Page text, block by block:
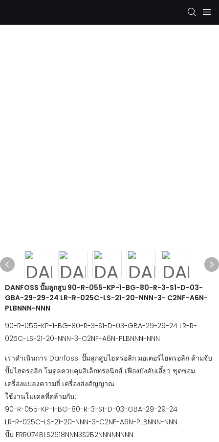
DANFOSS ปั๊มลูกสูบ 90-R-055-KP-1-BG-80-R-3-S1-D-03-
GBA-29-29-24 LR-R-025C-LS-21-20-NNN-3- C2NF-A6N-
PLBNNN-NNN
90-R-055-KP-1-BG-80-R-3-S1-D-03-GBA-29-29-24 LR-R-
025C-LS-21-20-NNN-3-C2NF-A6N-PLBNNN-NNN
เราดำเนินการ Danfoss: ปั๊มลูกสูบไฮดรอลิก มอเตอร์ไฮดรอลิก ด้ามจับ
ปั๊มไฮดรอลิก โมดูลควบคุมอิเล็กทรอนิกส์ เฟืองบังคับเลี้ยว ชุดซ่อม
เครื่องแปลงความถี่ เครื่องส่งสัญญาณ
ใช้งานโมเดลที่คล้ายกัน:
90-R-055-KP-1-BG-80-R-3-S1-D-03-GBA-29-29-24
LR-R-025C-LS-21-20-NNN-3-C2NF-A6N-PLBNNN-NNN
ปั๊ม FRR074BLS2618NNN3S2B2NNNNNNNN